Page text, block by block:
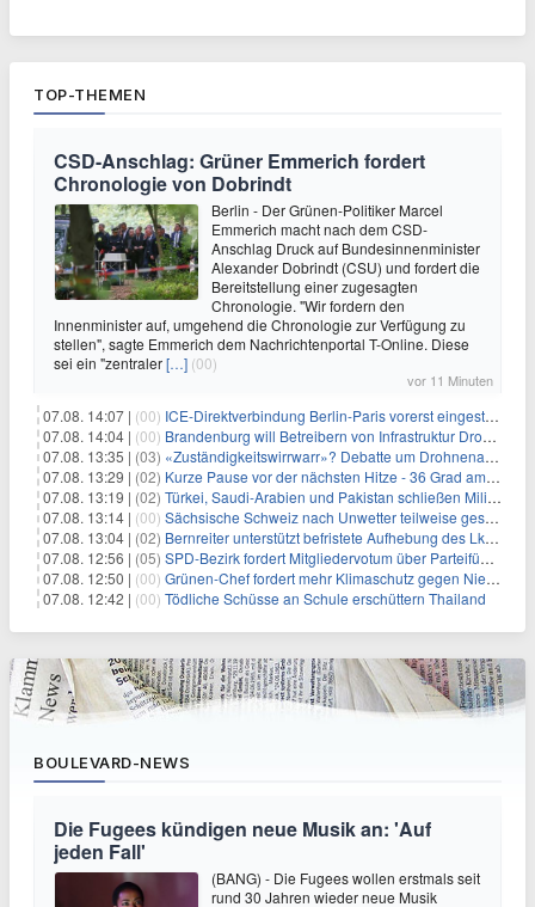
TOP-THEMEN
CSD-Anschlag: Grüner Emmerich fordert
Chronologie von Dobrindt
Berlin - Der Grünen-Politiker Marcel
Emmerich macht nach dem CSD-
Anschlag Druck auf Bundesinnenminister
Alexander Dobrindt (CSU) und fordert die
Bereitstellung einer zugesagten
Chronologie. "Wir fordern den
Innenminister auf, umgehend die Chronologie zur Verfügung zu
stellen", sagte Emmerich dem Nachrichtenportal T-Online. Diese
sei ein "zentraler[…] (00)
vor 11 Minuten
07.08. 14:07 | (00) ICE-Direktverbindung Berlin-Paris vorerst eingestellt
07.08. 14:04 | (00) Brandenburg will Betreibern von Infrastruktur Drohnenabwehr erlauben
07.08. 13:35 | (03) «Zuständigkeitswirrwarr»? Debatte um Drohnenabwehr entbrannt
07.08. 13:29 | (02) Kurze Pause vor der nächsten Hitze - 36 Grad am Wochenende
07.08. 13:19 | (02) Türkei, Saudi-Arabien und Pakistan schließen Militärpakt
07.08. 13:14 | (00) Sächsische Schweiz nach Unwetter teilweise gesperrt
07.08. 13:04 | (02) Bernreiter unterstützt befristete Aufhebung des Lkw-Fahrverbots
07.08. 12:56 | (05) SPD-Bezirk fordert Mitgliedervotum über Parteiführung
07.08. 12:50 | (00) Grünen-Chef fordert mehr Klimaschutz gegen Niedrigwasser
07.08. 12:42 | (00) Tödliche Schüsse an Schule erschüttern Thailand
BOULEVARD-NEWS
Die Fugees kündigen neue Musik an: 'Auf
jeden Fall'
(BANG) - Die Fugees wollen erstmals seit
rund 30 Jahren wieder neue Musik